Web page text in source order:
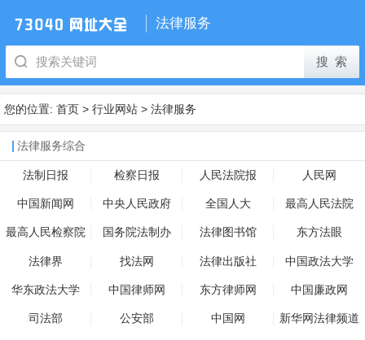
法律服务
您的位置: 首页 > 行业网站 > 法律服务
法律服务综合
法制日报 检察日报 人民法院报 人民网
中国新闻网 中央人民政府 全国人大 最高人民法院
最高人民检察院 国务院法制办 法律图书馆 东方法眼
法律界 找法网 法律出版社 中国政法大学
华东政法大学 中国律师网 东方律师网 中国廉政网
司法部 公安部 中国网 新华网法律频道